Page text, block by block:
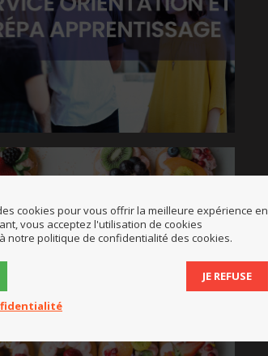
cookies pour vous offrir la meilleure expérience en
vous acceptez l'utilisation de cookies
notre politique de confidentialité des cookies.
JE REFUSE